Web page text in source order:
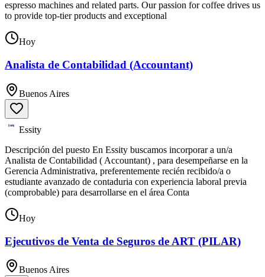
espresso machines and related parts. Our passion for coffee drives us
to provide top-tier products and exceptional
Hoy
Analista de Contabilidad (Accountant)
Buenos Aires
Essity
Descripción del puesto En Essity buscamos incorporar a un/a
Analista de Contabilidad ( Accountant) , para desempeñarse en la
Gerencia Administrativa, preferentemente recién recibido/a o
estudiante avanzado de contaduria con experiencia laboral previa
(comprobable) para desarrollarse en el área Conta
Hoy
Ejecutivos de Venta de Seguros de ART (PILAR)
Buenos Aires